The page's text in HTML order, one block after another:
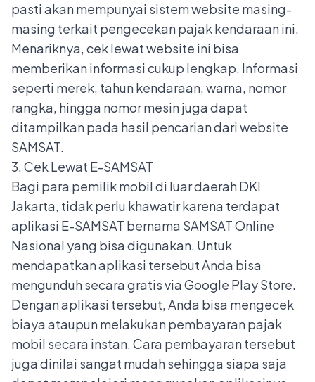
pasti akan mempunyai sistem website masing-
masing terkait pengecekan pajak kendaraan ini.
Menariknya, cek lewat website ini bisa
memberikan informasi cukup lengkap. Informasi
seperti merek, tahun kendaraan, warna, nomor
rangka, hingga nomor mesin juga dapat
ditampilkan pada hasil pencarian dari website
SAMSAT.
3. Cek Lewat E-SAMSAT
Bagi para pemilik mobil di luar daerah DKI
Jakarta, tidak perlu khawatir karena terdapat
aplikasi E-SAMSAT bernama SAMSAT Online
Nasional yang bisa digunakan. Untuk
mendapatkan aplikasi tersebut Anda bisa
mengunduh secara gratis via Google Play Store.
Dengan aplikasi tersebut, Anda bisa mengecek
biaya ataupun melakukan pembayaran pajak
mobil secara instan. Cara pembayaran tersebut
juga dinilai sangat mudah sehingga siapa saja